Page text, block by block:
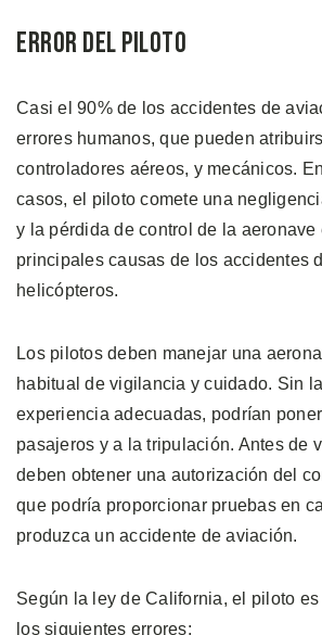
Error del Piloto
Casi el 90% de los accidentes de
errores humanos, que pueden
controladores aéreos, y mecánicos.
casos, el piloto comete una
y la pérdida de control de la aeronave
principales causas de los accidentes
helicópteros.
Los pilotos deben manejar una
habitual de vigilancia y cuidado. Sin
experiencia adecuadas, podrían
pasajeros y a la tripulación. Antes de
deben obtener una autorización del
que podría proporcionar pruebas en
produzca un accidente de aviación.
Según la ley de California, el piloto
los siguientes errores: